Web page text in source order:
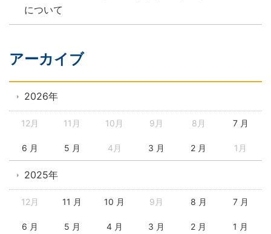
について
アーカイブ
2026年
12月 11月 10月 9月 8月 7 月
6 月 5 月 4月 3 月 2 月 1月
2025年
12月 11 月 10 月 9月 8 月 7 月
6 月 5 月 4 月 3 月 2 月 1 月